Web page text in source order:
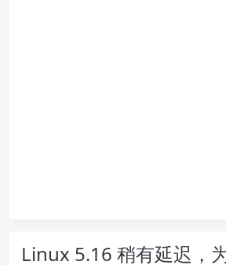
Linux 5.16 稍有延迟，